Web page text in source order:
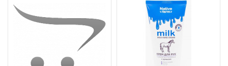
Консервирование
Канцтовары
Посуда,